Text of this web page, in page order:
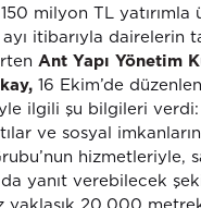
milyon TL yatırımla
itibarıyla dairelerin
Ant Yapı Yönetim
16 Ekim’de
ilgili şu bilgileri verdi:
ve sosyal imkanların
hizmetleriyle,
yanıt verebilecek